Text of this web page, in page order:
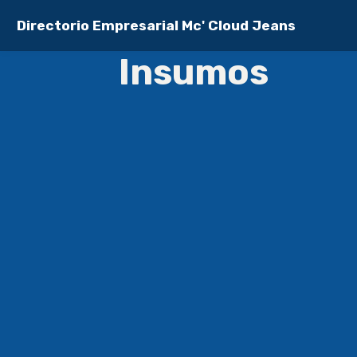
Directorio Empresarial Mc' Cloud Jeans
Insumos